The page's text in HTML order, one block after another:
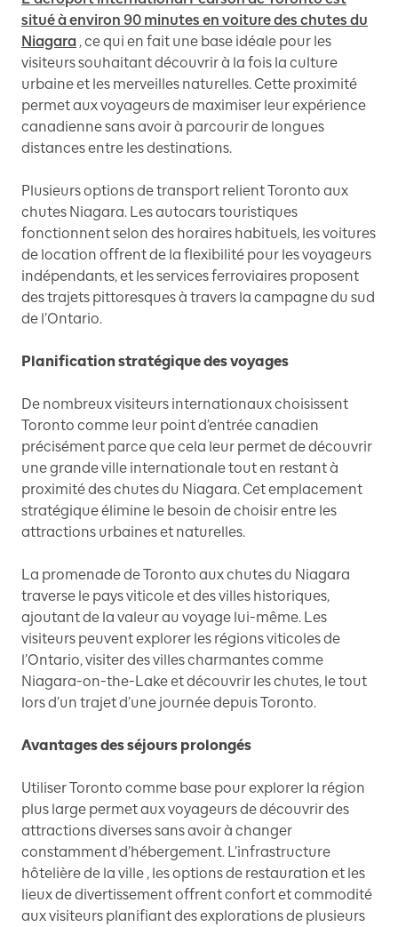
situé à environ 90 minutes en voiture des chutes du
Niagara , ce qui en fait une base idéale pour les
visiteurs souhaitant découvrir à la fois la culture
urbaine et les merveilles naturelles. Cette proximité
permet aux voyageurs de maximiser leur expérience
canadienne sans avoir à parcourir de longues
distances entre les destinations.
Plusieurs options de transport relient Toronto aux
chutes Niagara. Les autocars touristiques
fonctionnent selon des horaires habituels, les voitures
de location offrent de la flexibilité pour les voyageurs
indépendants, et les services ferroviaires proposent
des trajets pittoresques à travers la campagne du sud
de l’Ontario.
Planification stratégique des voyages
De nombreux visiteurs internationaux choisissent
Toronto comme leur point d’entrée canadien
précisément parce que cela leur permet de découvrir
une grande ville internationale tout en restant à
proximité des chutes du Niagara. Cet emplacement
stratégique élimine le besoin de choisir entre les
attractions urbaines et naturelles.
La promenade de Toronto aux chutes du Niagara
traverse le pays viticole et des villes historiques,
ajoutant de la valeur au voyage lui-même. Les
visiteurs peuvent explorer les régions viticoles de
l’Ontario, visiter des villes charmantes comme
Niagara-on-the-Lake et découvrir les chutes, le tout
lors d’un trajet d’une journée depuis Toronto.
Avantages des séjours prolongés
Utiliser Toronto comme base pour explorer la région
plus large permet aux voyageurs de découvrir des
attractions diverses sans avoir à changer
constamment d’hébergement. L’infrastructure
hôtelière de la ville , les options de restauration et les
lieux de divertissement offrent confort et commodité
aux visiteurs planifiant des explorations de plusieurs